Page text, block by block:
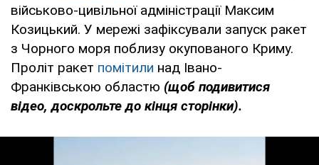
військово-цивільної адміністрації Максим
Козицький. У мережі зафіксували запуск ракет
з Чорного моря поблизу окупованого Криму.
Проліт ракет помітили над Івано-
Франківською областю (щоб подивитися
відео, доскрольте до кінця сторінки).